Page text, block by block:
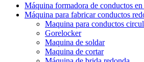
Máquina formadora de conductos en
Máquina para fabricar conductos
Maquina para conductos
Gorelocker
Maquina de soldar
Maquina de cortar